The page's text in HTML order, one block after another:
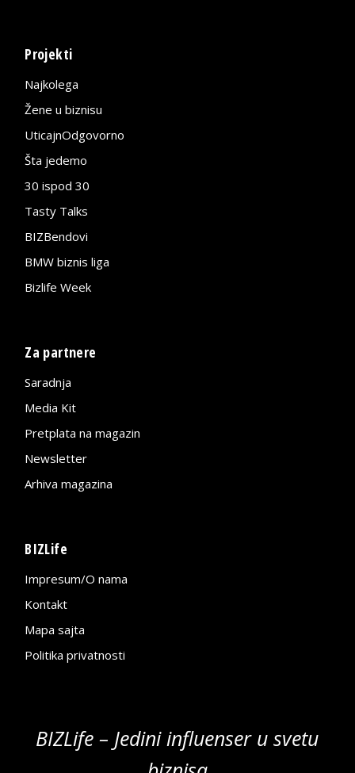
Projekti
Najkolega
Žene u biznisu
UticajnOdgovorno
Šta jedemo
30 ispod 30
Tasty Talks
BIZBendovi
BMW biznis liga
Bizlife Week
Za partnere
Saradnja
Media Kit
Pretplata na magazin
Newsletter
Arhiva magazina
BIZLife
Impresum/O nama
Kontakt
Mapa sajta
Politika privatnosti
BIZLife – Jedini influenser u svetu